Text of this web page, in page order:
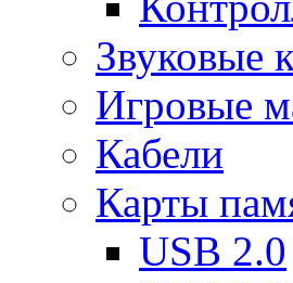
Звуковые
Игровые
Кабели
Карты
USB 2.0